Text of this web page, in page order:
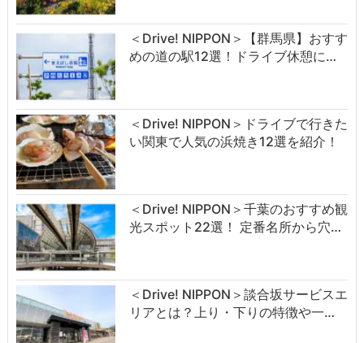
＜Drive! NIPPON＞【群馬県】おすす
めの道の駅12選！ドライブ休憩に…
＜Drive! NIPPON＞ドライブで行きた
い関東で人気の浜焼き12選を紹介！
＜Drive! NIPPON＞千葉のおすすめ観
光スポット22選！ 定番名所から穴…
＜Drive! NIPPON＞談合坂サービスエ
リアとは？上り・下りの特徴や一…